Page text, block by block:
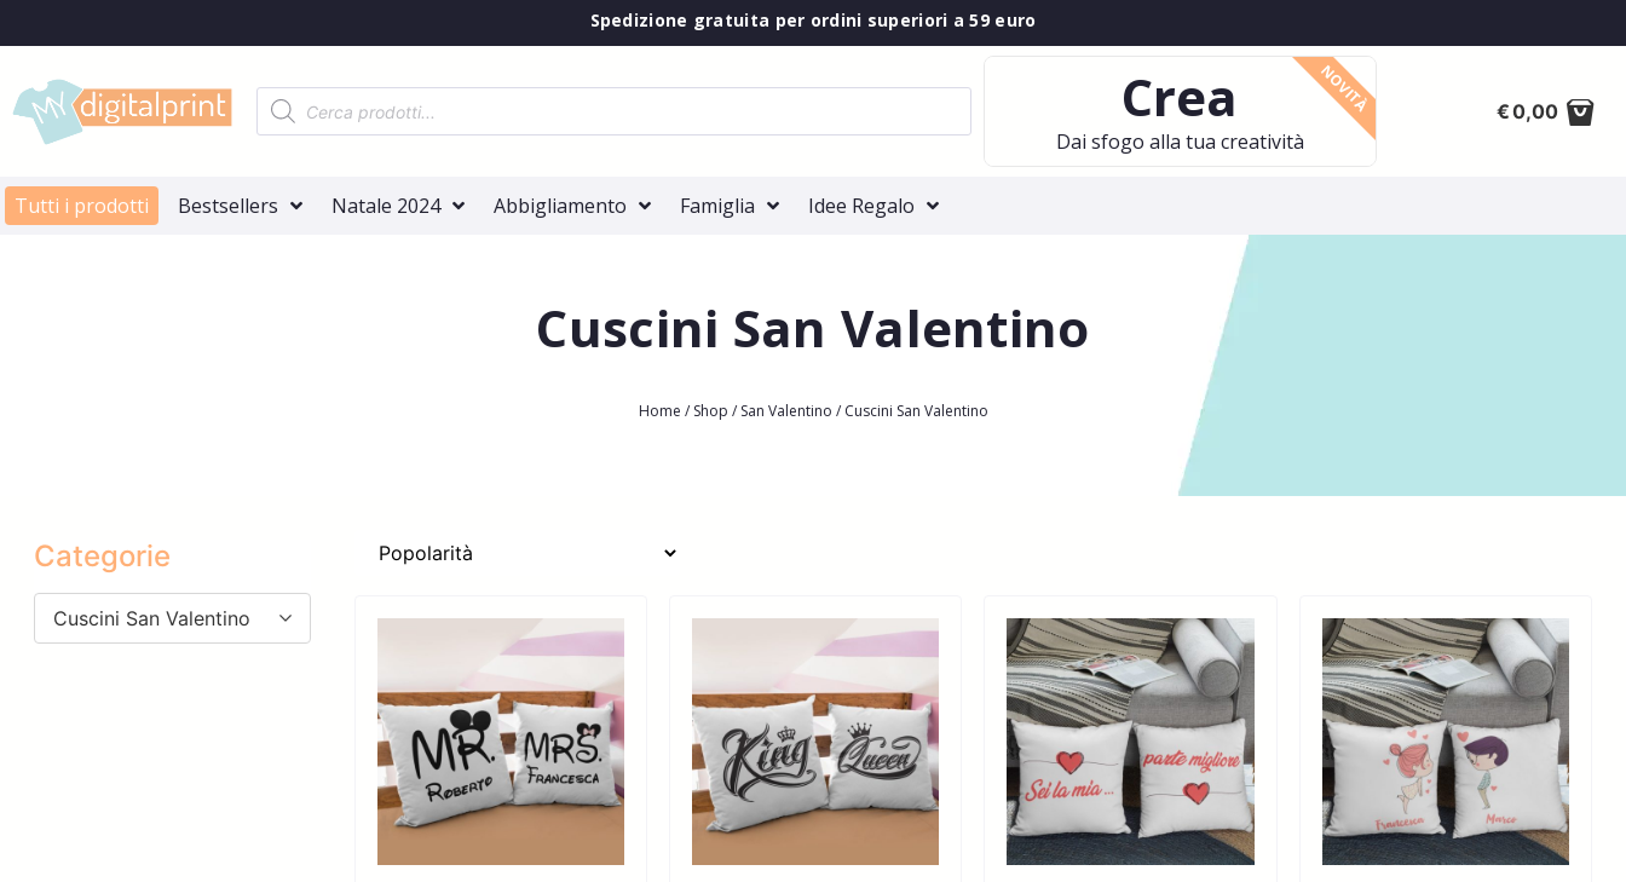
Spedizione gratuita per ordini superiori a 59 euro
Crea
Dai sfogo alla tua creatività
NOVITÀ 0,00
€
Tutti i prodotti Bestsellers Natale 2024 Abbigliamento Famiglia Idee Regalo
Cuscini San Valentino
Home / Shop / San Valentino / Cuscini San Valentino
Categorie
Cuscini San Valentino